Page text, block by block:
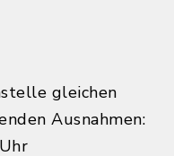
gleichen
Ausnahmen: